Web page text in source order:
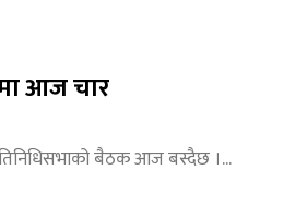
आज चार
बैठक आज बस्दैछ ।